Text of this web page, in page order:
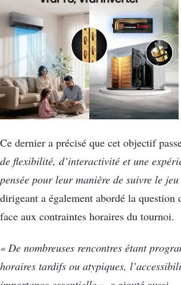
Ce dernier a précisé que cet objectif
de flexibilité, d’interactivité et une
pensée pour leur manière de suivre le
dirigeant a également abordé la question
face aux contraintes horaires du tournoi.
« De nombreuses rencontres étant
horaires tardifs ou atypiques,